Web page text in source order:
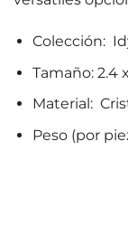
Colección:
Tamaño: 2.4
Material:
Peso (por